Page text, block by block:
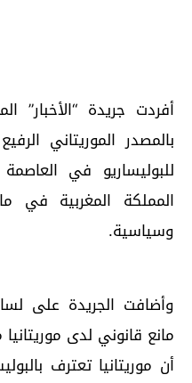
أفردت جريدة “الأخبار”
بالمصدر الموريتاني
للبوليساريو في
المملكة المغربية في
وسياسية.
وأضافت الجريدة على
مانع قانوني لدى
أن موريتانيا تعترف